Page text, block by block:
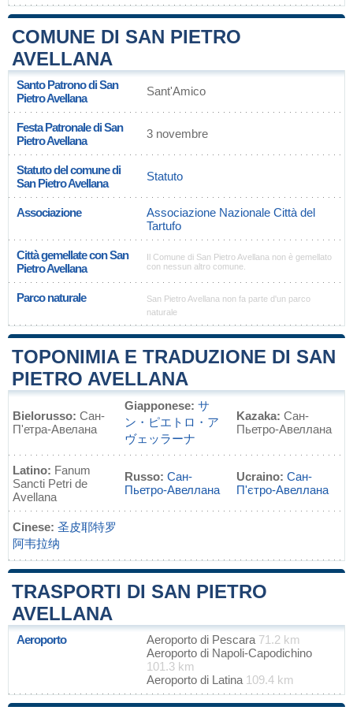
COMUNE DI SAN PIETRO
AVELLANA
Santo Patrono di San
Pietro Avellana
Sant'Amico
Festa Patronale di San
Pietro Avellana
3 novembre
Statuto del comune di
San Pietro Avellana
Statuto
Associazione
Associazione Nazionale Città del
Tartufo
Città gemellate con San
Pietro Avellana
Il Comune di San Pietro Avellana non è gemellato
con nessun altro comune.
Parco naturale
San Pietro Avellana non fa parte d'un parco
naturale
TOPONIMIA E TRADUZIONE DI SAN
PIETRO AVELLANA
Bielorusso: Сан-
П'етра-Авелана
Giapponese: サ
ン・ピエトロ・ア
ヴェッラーナ
Kazaka: Сан-
Пьетро-Авеллана
Latino: Fanum
Sancti Petri de
Avellana
Russo: Сан-
Пьетро-Авеллана
Ucraino: Сан-
П'єтро-Авеллана
Cinese: 圣皮耶特罗
阿韦拉纳
TRASPORTI DI SAN PIETRO
AVELLANA
Aeroporto Aeroporto di Pescara 71.2 km
Aeroporto di Napoli-Capodichino
101.3 km
Aeroporto di Latina 109.4 km